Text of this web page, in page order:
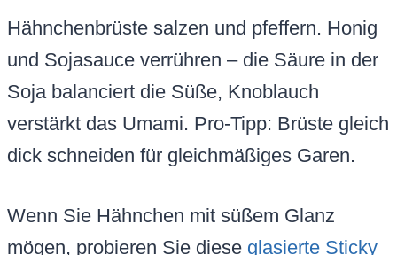
Hähnchenbrüste salzen und pfeffern. Honig
und Sojasauce verrühren – die Säure in der
Soja balanciert die Süße, Knoblauch
verstärkt das Umami. Pro-Tipp: Brüste gleich
dick schneiden für gleichmäßiges Garen.
Wenn Sie Hähnchen mit süßem Glanz
mögen, probieren Sie diese glasierte Sticky